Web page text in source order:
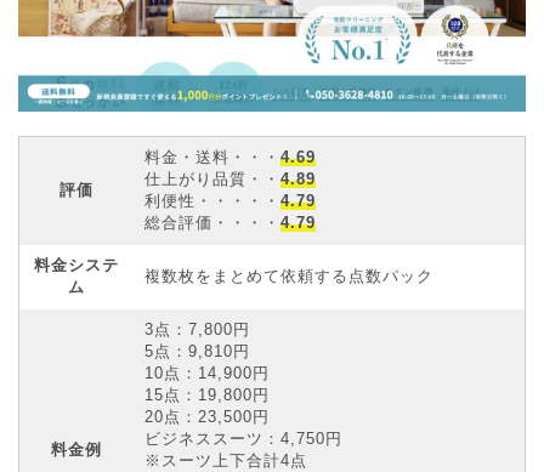
評価
料金・送料・・・ 4.69
仕上がり品質・・ 4.89
利便性・・・・・ 4.79
総合評価・・・・ 4.79
料金システ
ム
複数枚をまとめて依頼する点数パック
料金例
3点：7,800円
5点：9,810円
10点：14,900円
15点：19,800円
20点：23,500円
ビジネススーツ：4,750円
※スーツ上下合計4点